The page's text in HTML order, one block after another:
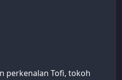
perkenalan Tofi, tokoh